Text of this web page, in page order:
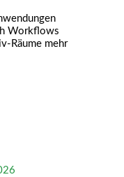
Workflows
Räume mehr